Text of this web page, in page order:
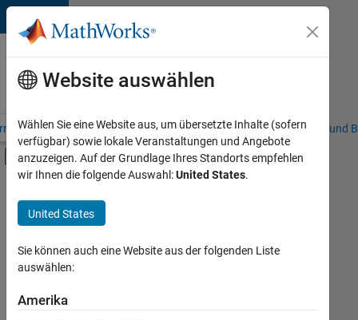
Weiter zum Inhalt
Karriere
bei
MathWorks
– Übersicht Stellensuche Niederlassungen Studierende und
Umschaltung für Off-Canvas-
Hauptinhalt
Finance and Operations
Derzeit
gibt
keine
Website auswählen
Wählen Sie eine Website aus, um übersetzte Inhalte (sofern
verfügbar) sowie lokale Veranstaltungen und Angebote
anzuzeigen. Auf der Grundlage Ihres Standorts empfehlen
wir Ihnen die folgende Auswahl:United States.
United States
Sie können auch eine Website aus der folgenden Liste
auswählen:
Amerika